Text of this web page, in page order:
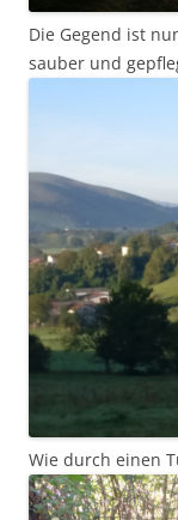
Die Gegend ist
sauber und
Wie durch einen